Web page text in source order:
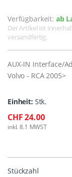
Verfügbarkeit: ab
Der Artikel ist
versandfertig.
AUX-IN Interface/
Volvo - RCA 2005>
Einheit: Stk.
CHF 24.00
inkl. 8.1 MWST
Stückzahl